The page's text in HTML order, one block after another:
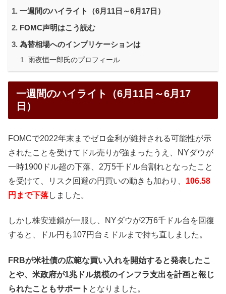
一週間のハイライト（6月11日～6月17日）
FOMC声明はこう読む
為替相場へのインプリケーションは
雨夜恒一郎氏のプロフィール
一週間のハイライト（6月11日～6月17
日）
FOMCで2022年末までゼロ金利が維持される可能性が示
されたことを受けてドル売りが強まったうえ、NYダウが
一時1900ドル超の下落、2万5千ドル台割れとなったこと
を受けて、リスク回避の円買いの動きも加わり、 106.58
円まで下落しました。
しかし株安連鎖が一服し、NYダウが2万6千ドル台を回復
すると、ドル円も107円台ミドルまで持ち直しました。
FRBが米社債の広範な買い入れを開始すると発表したこ
とや、米政府が1兆ドル規模のインフラ支出を計画と報じ
られたこともサポート となりました。